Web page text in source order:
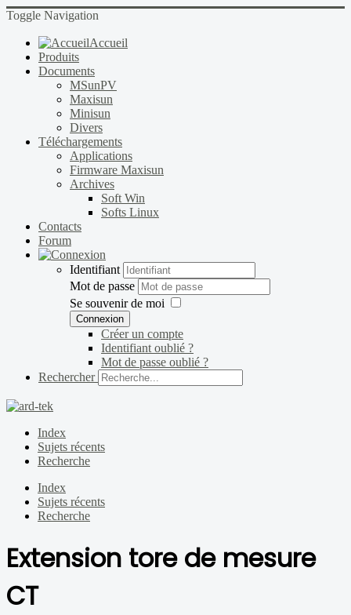
Toggle Navigation
Accueil
Produits
Documents
MSunPV
Maxisun
Minisun
Divers
Téléchargements
Applications
Firmware Maxisun
Archives
Soft Win
Softs Linux
Contacts
Forum
Identifiant
Mot de passe
Se souvenir de moi
Connexion
Créer un compte
Identifiant oublié ?
Mot de passe oublié ?
Rechercher
Index
Sujets récents
Recherche
Index
Sujets récents
Recherche
Extension tore de mesure
CT